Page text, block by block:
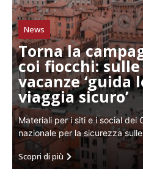
News
Torna la
coi fiocchi:
vacanze ‘guida
viaggia sicuro’
Materiali per i siti e i social dei
nazionale per la sicurezza
Scopri di più